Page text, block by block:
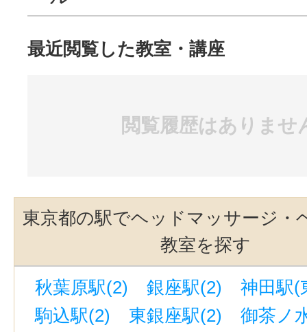
最近閲覧した教室・講座
閲覧履歴はありませ
東京都の駅でヘッドマッサージ・
教室を探す
秋葉原駅(2) 銀座駅(2)
神田駅(
駒込駅(2)
東銀座駅(2)
御茶ノ